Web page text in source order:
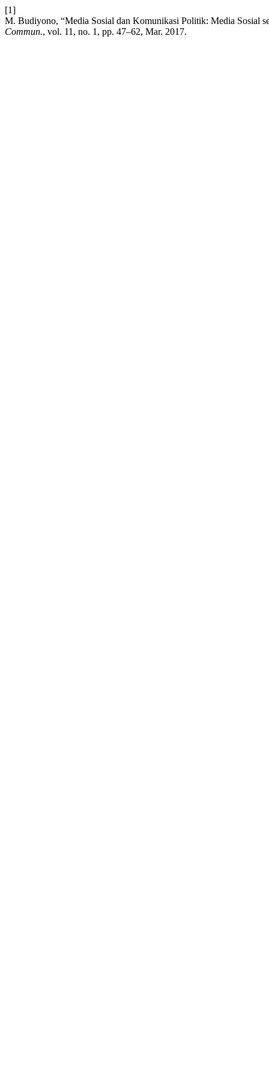
[1]
M. Budiyono, “Media Sosial dan Komunikasi Politik: Media
Commun., vol. 11, no. 1, pp. 47–62, Mar. 2017.